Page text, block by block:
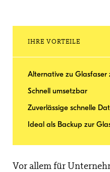
IHRE VORTEILE
Alternative zu Glasfaser
Schnell umsetzbar
Zuverlässige schnelle
Ideal als Backup zur
Vor allem für